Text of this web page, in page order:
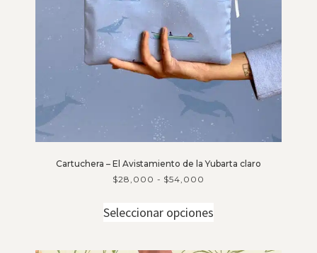
Cartuchera – El Avistamiento de la Yubarta claro
$28,000 - $54,000
Seleccionar opciones